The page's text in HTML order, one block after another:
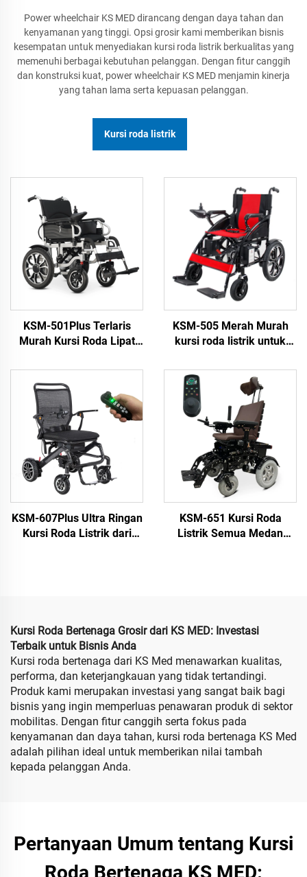
Power wheelchair KS MED dirancang dengan daya tahan dan
kenyamanan yang tinggi. Opsi grosir kami memberikan bisnis
kesempatan untuk menyediakan kursi roda listrik berkualitas yang
memenuhi berbagai kebutuhan pelanggan. Dengan fitur canggih
dan konstruksi kuat, power wheelchair KS MED menjamin kinerja
yang tahan lama serta kepuasan pelanggan.
Kursi roda listrik
KSM-501Plus Terlaris
Murah Kursi Roda Lipat
Roda Listrik Lipat Dengan
Motor Sikat 500W
KSM-505 Merah Murah
kursi roda listrik untuk
dilipat motor sikat 500w
kursi roda listrik
KSM-607Plus Ultra Ringan
Kursi Roda Listrik dari
KSM-651 Kursi Roda
Listrik Semua Medan
Kursi Roda Bertenaga Grosir dari KS MED: Investasi
Terbaik untuk Bisnis Anda
Kursi roda bertenaga dari KS Med menawarkan kualitas,
performa, dan keterjangkauan yang tidak tertandingi.
Produk kami merupakan investasi yang sangat baik bagi
bisnis yang ingin memperluas penawaran produk di sektor
mobilitas. Dengan fitur canggih serta fokus pada
kenyamanan dan daya tahan, kursi roda bertenaga KS Med
adalah pilihan ideal untuk memberikan nilai tambah
kepada pelanggan Anda.
Pertanyaan Umum tentang Kursi